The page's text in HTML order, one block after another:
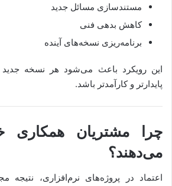
مستندسازی مسائل جدید
کاهش بدهی فنی
برنامه‌ریزی نسخه‌های آینده
این رویکرد باعث می‌شود هر نسخه
پایدارتر و کارآمدتر باشد.
چرا مشتریان همکاری
می‌دهند؟
اعتماد در پروژه‌های نرم‌افزاری، نتیجه